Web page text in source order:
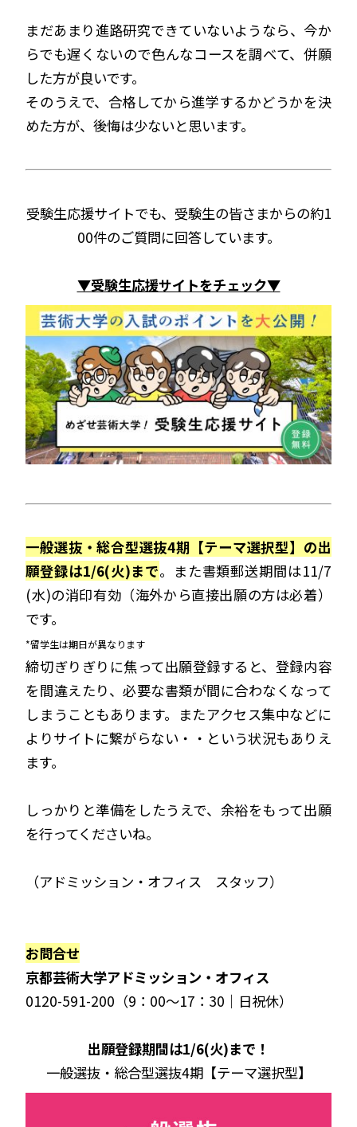
まだあまり進路研究できていないようなら、今か
らでも遅くないので色んなコースを調べて、併願
した方が良いです。
そのうえで、合格してから進学するかどうかを決
めた方が、後悔は少ないと思います。
受験生応援サイトでも、受験生の皆さまからの約1
00件のご質問に回答しています。
▼受験生応援サイトをチェック▼
一般選抜・総合型選抜4期【テーマ選択型】の出
願登録は1/6(火)まで。また書類郵送期間は11/7
(水)の消印有効（海外から直接出願の方は必着）
です。
*留学生は期日が異なります
締切ぎりぎりに焦って出願登録すると、登録内容
を間違えたり、必要な書類が間に合わなくなって
しまうこともあります。またアクセス集中などに
よりサイトに繋がらない・・という状況もありえ
ます。
しっかりと準備をしたうえで、余裕をもって出願
を行ってくださいね。
（アドミッション・オフィス スタッフ）
お問合せ
京都芸術大学アドミッション・オフィス
0120-591-200（9：00～17：30｜日祝休）
出願登録期間は1/6(火)まで！
一般選抜・総合型選抜4期【テーマ選択型】